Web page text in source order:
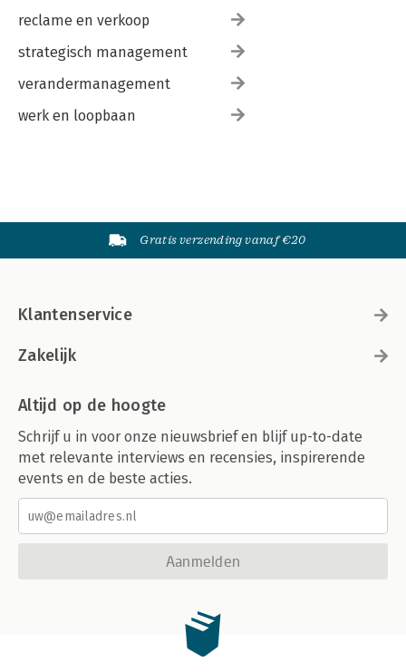
reclame en verkoop
strategisch management
verandermanagement
werk en loopbaan
Gratis verzending vanaf €20
Klantenservice
Zakelijk
Altijd op de hoogte
Schrijf u in voor onze nieuwsbrief en blijf up-to-date
met relevante interviews en recensies, inspirerende
events en de beste acties.
Aanmelden